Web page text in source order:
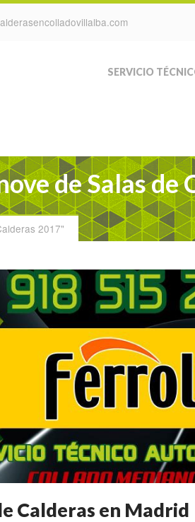
SERVICIO
de Salas de
2017"
Calderas en Madrid